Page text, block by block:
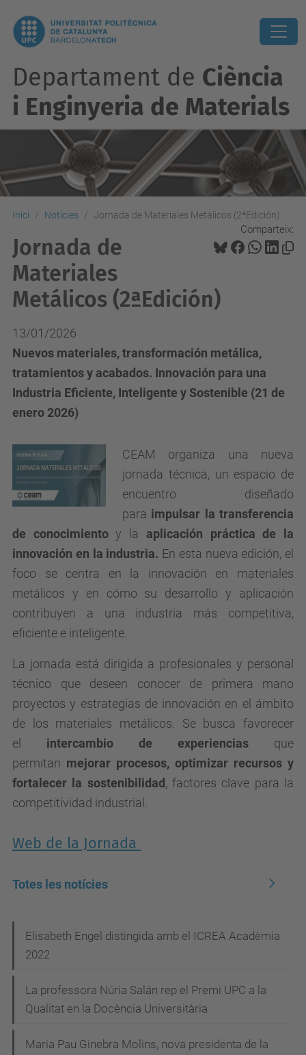
Departament de Ciència
i Enginyeria de Materials
Inici Notícies Jornada de Materiales Metálicos (2ªEdición)
Comparteix:
Jornada de
Materiales
Metálicos (2ªEdición)
13/01/2026
Nuevos materiales, transformación metálica,
tratamientos y acabados. Innovación para una
Industria Eficiente, Inteligente y Sostenible (21 de
enero 2026)
CEAM organiza una nueva
jornada técnica, un espacio de
encuentro diseñado
para impulsar la transferencia
de conocimientoy la aplicación práctica de la
innovación en la industria. En esta nueva edición, el
foco se centra en la innovación en materiales
metálicos y en cómo su desarrollo y aplicación
contribuyen a una industria más competitiva,
eficiente e inteligente.
La jornada está dirigida a profesionales y personal
técnico que deseen conocer de primera mano
proyectos y estrategias de innovación en el ámbito
de los materiales metálicos. Se busca favorecer
el intercambio de experiencias que
permitan mejorar procesos, optimizar recursos y
fortalecer la sostenibilidad, factores clave para la
competitividad industrial.
Web de la Jornada
Totes les notícies
g
Elisabeth Engel distingida amb el ICREA Acadèmia
2022
La professora Núria Salán rep el Premi UPC a la
Qualitat en la Docència Universitària
Maria Pau Ginebra Molins, nova presidenta de la